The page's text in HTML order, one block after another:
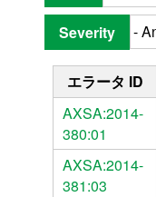
Severity
エラータ ID
AXSA:2014-
380:01
AXSA:2014-
381:03